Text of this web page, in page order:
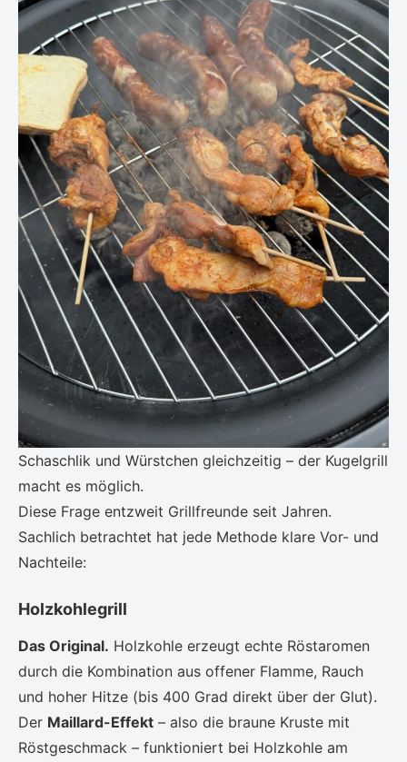
Schaschlik und Würstchen gleichzeitig – der Kugelgrill
macht es möglich.
Diese Frage entzweit Grillfreunde seit Jahren.
Sachlich betrachtet hat jede Methode klare Vor- und
Nachteile:
Holzkohlegrill
Das Original. Holzkohle erzeugt echte Röstaromen
durch die Kombination aus offener Flamme, Rauch
und hoher Hitze (bis 400 Grad direkt über der Glut).
Der Maillard-Effekt – also die braune Kruste mit
Röstgeschmack – funktioniert bei Holzkohle am